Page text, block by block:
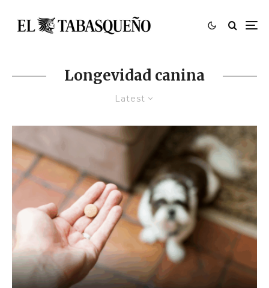
Longevidad canina
Latest